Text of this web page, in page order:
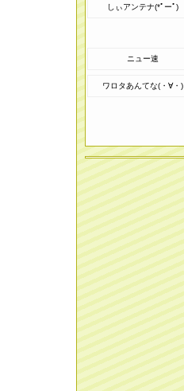
しぃアンテナ(*ﾟーﾟ)
ニュー速
ワロタあんてな(・∀・)